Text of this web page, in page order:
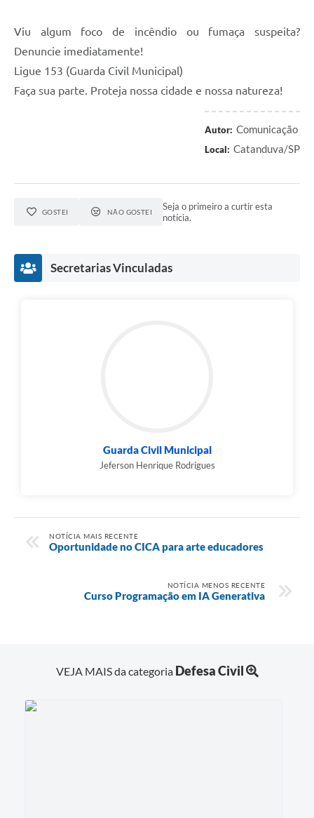
Viu algum foco de incêndio ou fumaça suspeita?
Denuncie imediatamente!
Ligue 153 (Guarda Civil Municipal)
Faça sua parte. Proteja nossa cidade e nossa natureza!
Autor: Comunicação
Local: Catanduva/SP
GOSTEI NÃO GOSTEI
Seja o primeiro a curtir esta
notícia.
Secretarias Vinculadas
Guarda Civil Municipal
Jeferson Henrique Rodrigues
NOTÍCIA MAIS RECENTE
Oportunidade no CICA para arte educadores
NOTÍCIA MENOS RECENTE
Curso Programação em IA Generativa
VEJA MAIS da categoria Defesa Civil